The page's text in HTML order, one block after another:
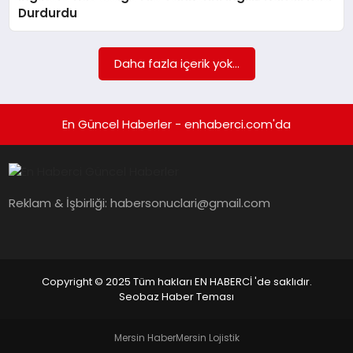
Durdurdu
Daha fazla içerik yok...
En Güncel Haberler - enhaberci.com'da
Reklam & İşbirliği:habersonuclari@gmail.com
Copyright © 2025 Tüm hakları EN HABERCİ 'de saklıdır.
Seobaz Haber Teması
Mersin HaberMersin Lojistik